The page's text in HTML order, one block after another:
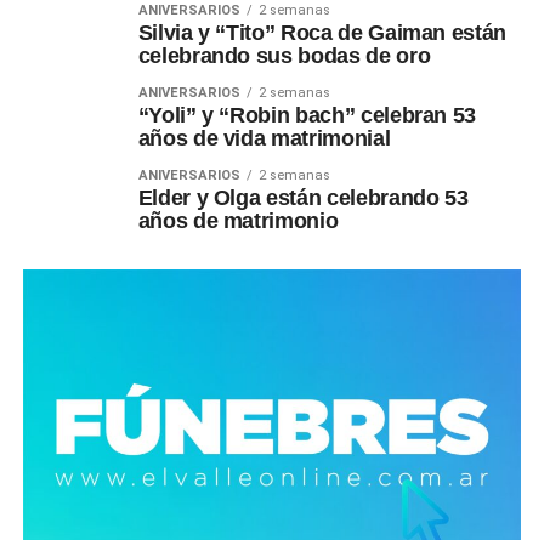
ANIVERSARIOS 2 semanas
Silvia y “Tito” Roca de Gaiman están
celebrando sus bodas de oro
ANIVERSARIOS 2 semanas
“Yoli” y “Robin bach” celebran 53
años de vida matrimonial
ANIVERSARIOS 2 semanas
Elder y Olga están celebrando 53
años de matrimonio